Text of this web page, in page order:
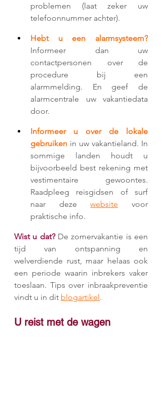
problemen (laat zeker uw
telefoonnummer achter).
Hebt u een alarmsysteem?
Informeer dan uw
contactpersonen over de
procedure bij een
alarmmelding. En geef de
alarmcentrale uw vakantiedata
door.
Informeer u over de lokale
gebruiken in uw vakantieland. In
sommige landen houdt u
bijvoorbeeld best rekening met
vestimentaire gewoontes.
Raadpleeg reisgidsen of surf
naar deze website voor
praktische info.
Wist u dat? De zomervakantie is een
tijd van ontspanning en
welverdiende rust, maar helaas ook
een periode waarin inbrekers vaker
toeslaan. Tips over inbraakpreventie
vindt u in dit blogartikel.
U reist met de wagen